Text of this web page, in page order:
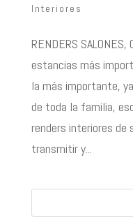
Interiores
RENDERS
estancias más
la más importante,
de toda la familia,
renders interiores de
transmitir y...